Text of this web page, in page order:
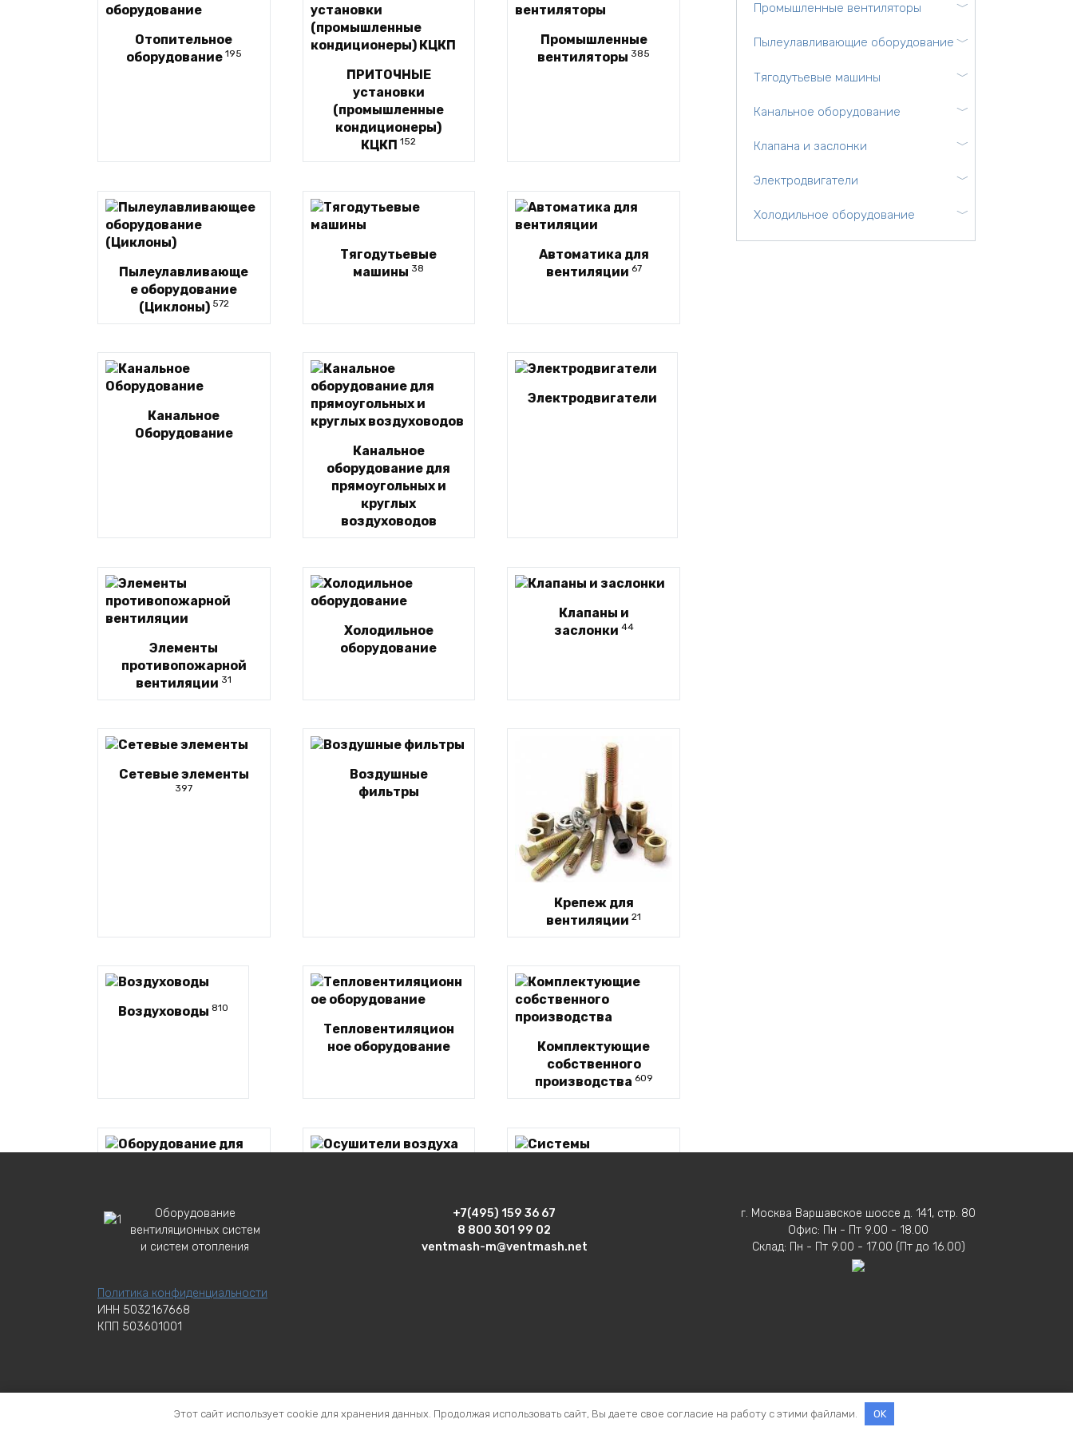
Отопительное
оборудование 195
ПРИТОЧНЫЕ
установки
(промышленные
кондиционеры)
КЦКП152
Промышленные
вентиляторы 385
Пылеулавливающе
е оборудование
(Циклоны) 572
Тягодутьевые
машины 38
Автоматика для
вентиляции 67
Канальное
Оборудование
Канальное
оборудование для
прямоугольных и
круглых
воздуховодов
Электродвигатели
Элементы
противопожарной
вентиляции 31
Холодильное
оборудование
Клапаны и
заслонки 44
Сетевые элементы
397
Воздушные
фильтры
Крепеж для
вентиляции21
Воздуховоды 810
Тепловентиляцион
ное оборудование
Комплектующие
собственного
производства 609
горячих цехов
промышленного
кондиционирован
Промышленные вентиляторы
Пылеулавливающие оборудование
Тягодутьевые машины
Канальное оборудование
Клапана и заслонки
Электродвигатели
Холодильное оборудование
Оборудование
вентиляционных систем
и систем отопления
Политика конфиденциальности
ИНН 5032167668
КПП 503601001
+7(495) 159 36 67
8 800 301 99 02
ventmash-m@ventmash.net
г. Москва Варшавское шоссе д. 141, стр. 80
Офис: Пн - Пт 9.00 - 18.00
Склад: Пн - Пт 9.00 - 17.00 (Пт до 16.00)
Торговая марка ВЕНТМАШ с идентификационным номером 990689 зарегистрирована 10 января 2024 г. Исключительное право на ВЕНТМАШ действует до 2
Этот сайт использует cookie для хранения данных. Продолжая использовать сайт, Вы даете свое согласие на работу с этими файлами. OK